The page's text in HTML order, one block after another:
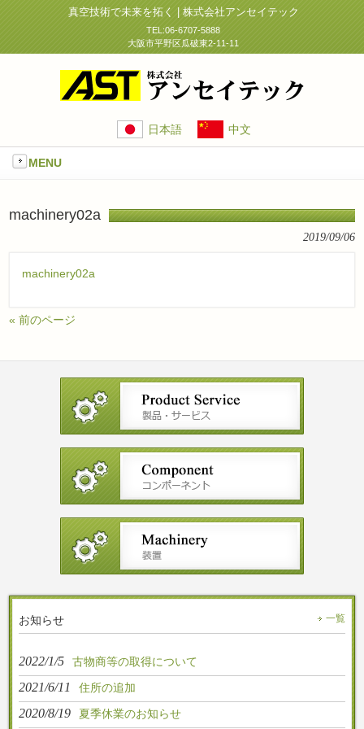
真空技術で未来を拓く | 株式会社アンセイテック
TEL:06-6707-5888
大阪市平野区瓜破東2-11-11
日本語 中文
MENU
machinery02a
2019/09/06
machinery02a
« 前のページ
お知らせ 一覧
2022/1/5 古物商等の取得について
2021/6/11 住所の追加
2020/8/19 夏季休業のお知らせ